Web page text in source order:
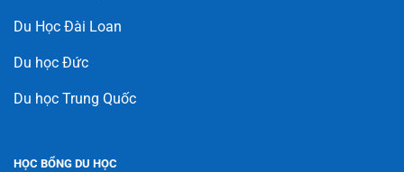
Du Học Đài Loan
Du học Đức
Du học Trung Quốc
HỌC BỔNG DU HỌC